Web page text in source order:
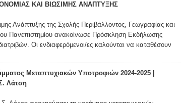
ΚΑΙ ΒΙΩΣΙΜΗΣ ΑΝΑΠΤΥΞΗΣ
Ανάπτυξης της Σχολής Περιβάλλοντος, Γεωγραφίας και
Πανεπιστημίου ανακοίνωσε Πρόσκληση Εκδήλωσης
Οι ενδιαφερόμενοι/ες καλούνται να καταθέσουν
Μεταπτυχιακών Υποτροφιών 2024-2025 |
Λάτση